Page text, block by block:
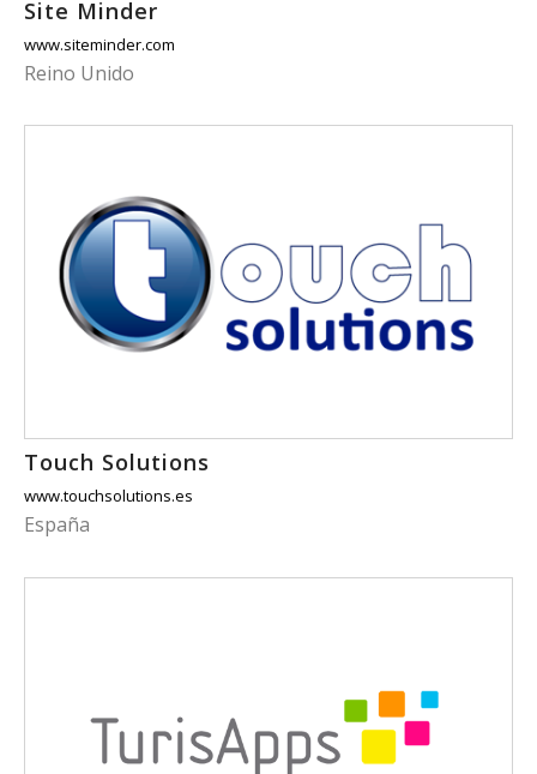
Site Minder
www.siteminder.com
Reino Unido
Touch Solutions
www.touchsolutions.es
España